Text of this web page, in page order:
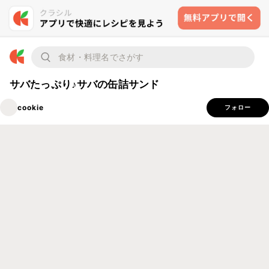
サバたっぷり♪サバの缶詰サンド
cookie フォロー